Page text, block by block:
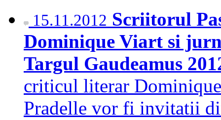
15.11.2012 Scriitorul
Dominique Viart si
Targul Gaudeamus
criticul literar
Pradelle vor fi invitatii